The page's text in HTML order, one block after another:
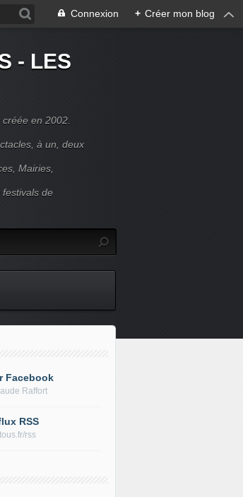
Connexion + Créer mon blog
- LES
en 2002.
à un, deux
Mairies,
de
Facebook
Raffort
RSS
rss